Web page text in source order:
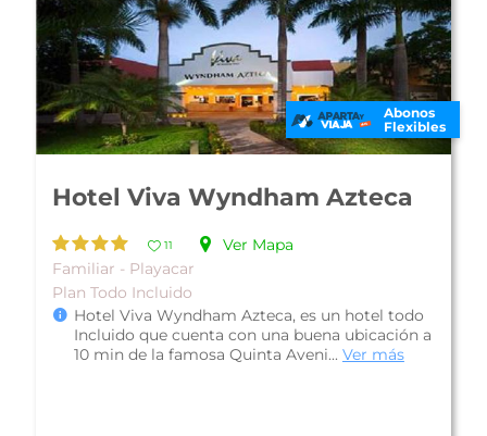
Abonos
Flexibles
Hotel Allegro Playacar
11
Ver Mapa
Cabañas - Playa del Carmen
Plan Todo Incluido
Hotel Allegro Playacar, es un hotel de 4
estrellas con plan Todo Incluido ubicado a pie
de playa, rodeado de exuberante ve...Ver más